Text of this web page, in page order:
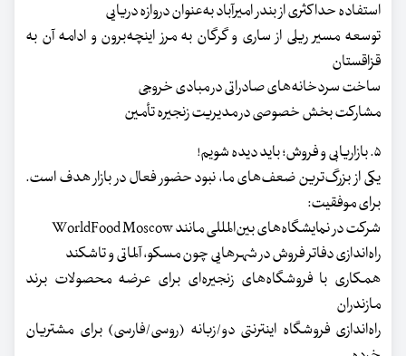
استفاده حداکثری از بندر امیرآباد به‌عنوان دروازه دریایی
توسعه مسیر ریلی از ساری و گرگان به مرز اینچه‌برون و ادامه آن به
قزاقستان
ساخت سردخانه‌های صادراتی در مبادی خروجی
مشارکت بخش خصوصی در مدیریت زنجیره تأمین
۵. بازاریابی و فروش؛ باید دیده شویم!
یکی از بزرگ‌ترین ضعف‌های ما، نبود حضور فعال در بازار هدف است.
برای موفقیت:
شرکت در نمایشگاه‌های بین‌المللی مانند WorldFood Moscow
راه‌اندازی دفاتر فروش در شهرهایی چون مسکو، آلماتی و تاشکند
همکاری با فروشگاه‌های زنجیره‌ای برای عرضه محصولات برند
مازندران
راه‌اندازی فروشگاه اینترنتی دو/زبانه (روسی/فارسی) برای مشتریان